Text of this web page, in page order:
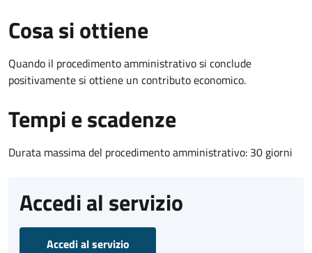
Cosa si ottiene
Quando il procedimento amministrativo si conclude
positivamente si ottiene un contributo economico.
Tempi e scadenze
Durata massima del procedimento amministrativo: 30 giorni
Accedi al servizio
Accedi al servizio